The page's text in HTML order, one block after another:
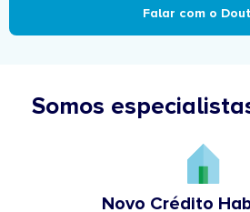
Falar com o
Somos
Novo Crédito